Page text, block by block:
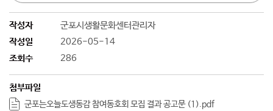
작성자
군포시생활문화센터관리자
작성일
2026-05-14
조회수
286
첨부파일
군포는오늘도생동감 참여동호회 모집 결과 공고문 (1).pdf